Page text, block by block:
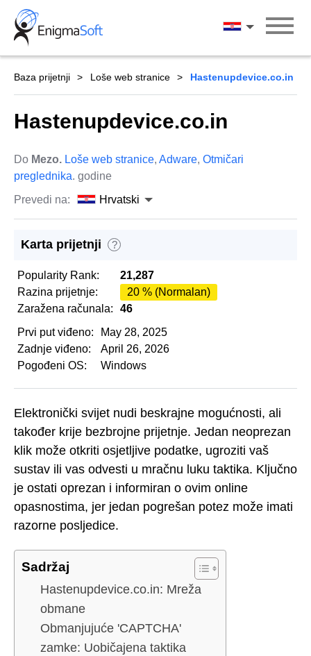
Skip
content
Hrvatski
Baza prijetnji Loše web stranice Hastenupdevice.co.in
Hastenupdevice.co.in
Do Mezo. Loše web stranice, Adware, Otmičari
preglednika. godine
Prevedi na:
Hrvatski
Karta prijetnji ?
Popularity Rank:
21,287
Razina prijetnje:
20 % (Normalan)
Zaražena računala:
46
Prvi put viđeno:
May 28, 2025
Zadnje viđeno:
April 26, 2026
Pogođeni OS:
Windows
Elektronički svijet nudi beskrajne mogućnosti, ali
također krije bezbrojne prijetnje. Jedan neoprezan
klik može otkriti osjetljive podatke, ugroziti vaš
sustav ili vas odvesti u mračnu luku taktika. Ključno
je ostati oprezan i informiran o ovim online
opasnostima, jer jedan pogrešan potez može imati
razorne posljedice.
Sadržaj
Hastenupdevice.co.in: Mreža
obmane
Obmanjujuće 'CAPTCHA'
zamke: Uobičajena taktika